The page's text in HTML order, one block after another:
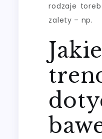
rodzaje
zalety – np.
Jakie